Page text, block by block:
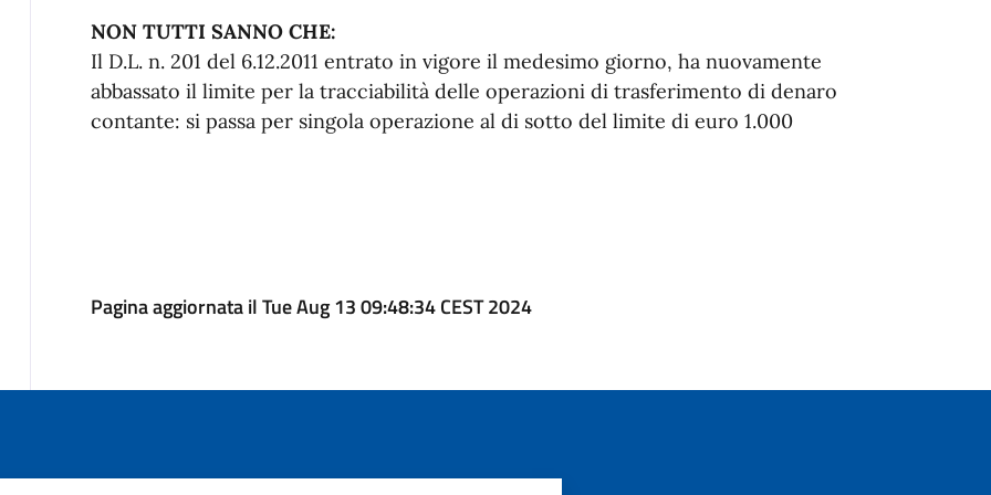
NON TUTTI SANNO CHE:
Il D.L. n. 201 del 6.12.2011 entrato in vigore il medesimo giorno, ha nuovamente
abbassato il limite per la tracciabilità delle operazioni di trasferimento di denaro
contante: si passa per singola operazione al di sotto del limite di euro 1.000
Pagina aggiornata il Tue Aug 13 09:48:34 CEST 2024